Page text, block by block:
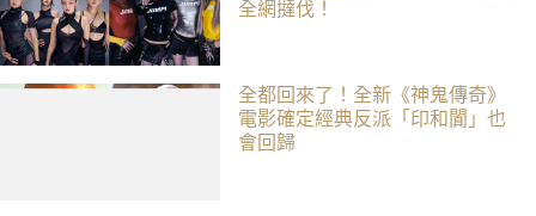
全網撻伐！
全都回來了！全新《神鬼傳奇》
電影確定經典反派「印和闐」也
會回歸